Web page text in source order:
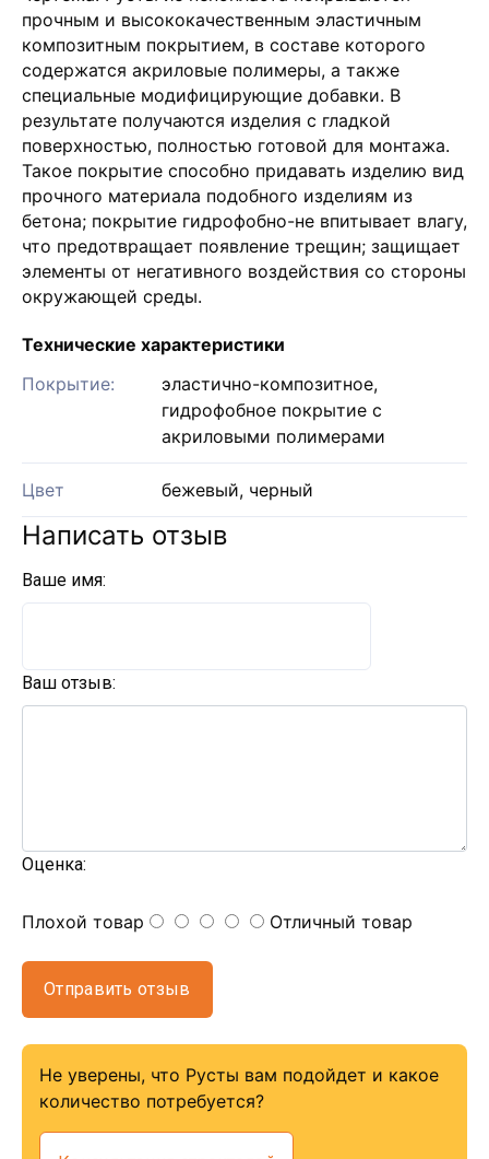
прочным и высококачественным эластичным
композитным покрытием, в составе которого
содержатся акриловые полимеры, а также
специальные модифицирующие добавки. В
результате получаются изделия с гладкой
поверхностью, полностью готовой для монтажа.
Такое покрытие способно придавать изделию вид
прочного материала подобного изделиям из
бетона; покрытие гидрофобно-не впитывает влагу,
что предотвращает появление трещин; защищает
элементы от негативного воздействия со стороны
окружающей среды.
Технические характеристики
Покрытие:
эластично-композитное,
гидрофобное покрытие с
акриловыми полимерами
Цвет бежевый, черный
Написать отзыв
Ваше имя:
Ваш отзыв:
Оценка:
Плохой товар Отличный товар
Отправить отзыв
Не уверены, что Русты вам подойдет и какое
количество потребуется?